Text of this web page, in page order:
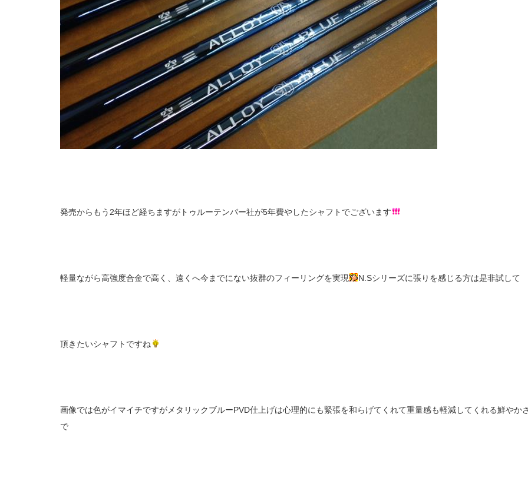
発売からもう2年ほど経ちますがトゥルーテンパー社が5年費やしたシャフトでございます
軽量ながら高強度合金で高く、遠くへ今までにない抜群のフィーリングを実現 N.Sシリーズに張りを感じる方は是非試して
頂きたいシャフトですね
画像では色がイマイチですがメタリックブルーPVD仕上げは心理的にも緊張を和らげてくれて重量感も軽減してくれる鮮やか
で